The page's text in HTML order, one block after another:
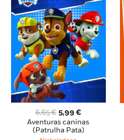
6,65€ O
preço
original
5,99€O
preço
atual
Aventuras caninas
(Patrulha Pata)